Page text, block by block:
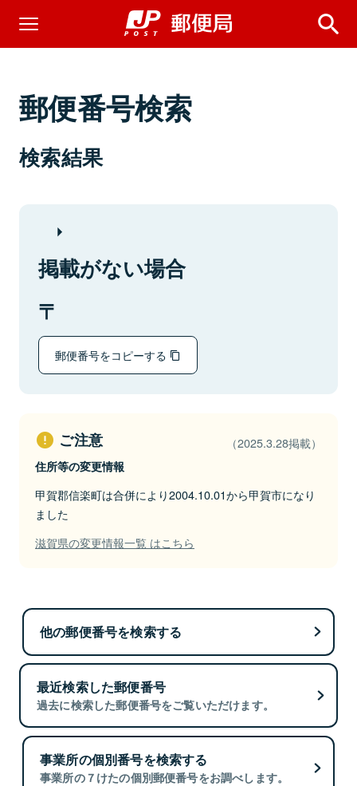
郵便番号検索
検索結果
掲載がない場合
郵便番号をコピーする
ご注意 （2025.3.28掲載）
住所等の変更情報
甲賀郡信楽町は合併により2004.10.01から甲賀市になり
ました
滋賀県の変更情報一覧 はこちら
他の郵便番号を検索する
最近検索した郵便番号
過去に検索した郵便番号をご覧いただけます。
事業所の個別番号を検索する
事業所の７けたの個別郵便番号をお調べします。